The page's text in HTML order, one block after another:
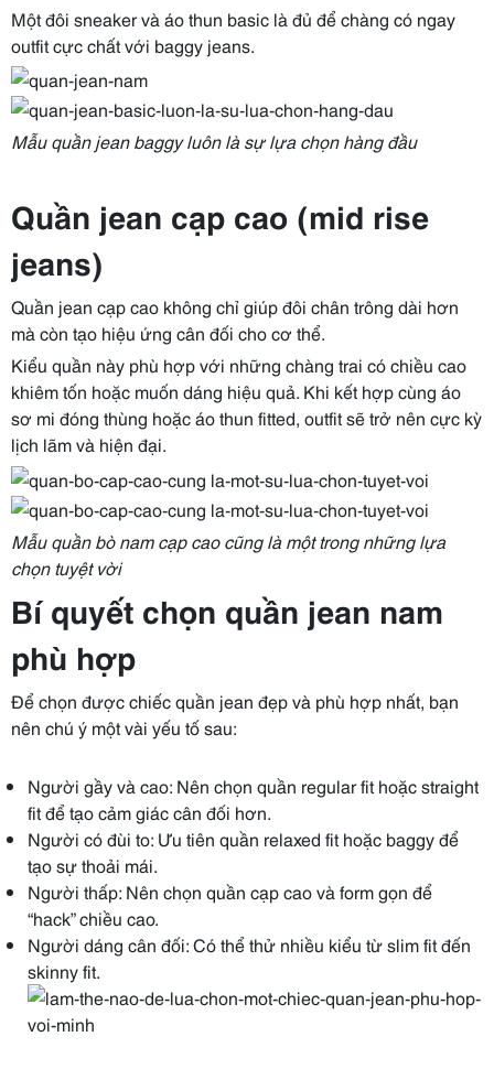
Một đôi sneaker và áo thun basic là đủ để chàng có ngay
outfit cực chất với baggy jeans.
Mẫu quần jean baggy luôn là sự lựa chọn hàng đầu
Quần jean cạp cao (mid rise
jeans)
Quần jean cạp cao không chỉ giúp đôi chân trông dài hơn
mà còn tạo hiệu ứng cân đối cho cơ thể.
Kiểu quần này phù hợp với những chàng trai có chiều cao
khiêm tốn hoặc muốn dáng hiệu quả. Khi kết hợp cùng áo
sơ mi đóng thùng hoặc áo thun fitted, outfit sẽ trở nên cực kỳ
lịch lãm và hiện đại.
Mẫu quần bò nam cạp cao cũng là một trong những lựa
chọn tuyệt vời
Bí quyết chọn quần jean nam
phù hợp
Để chọn được chiếc quần jean đẹp và phù hợp nhất, bạn
nên chú ý một vài yếu tố sau:
Người gầy và cao: Nên chọn quần regular fit hoặc straight
fit để tạo cảm giác cân đối hơn.
Người có đùi to: Ưu tiên quần relaxed fit hoặc baggy để
tạo sự thoải mái.
Người thấp: Nên chọn quần cạp cao và form gọn để
“hack” chiều cao.
Người dáng cân đối: Có thể thử nhiều kiểu từ slim fit đến
skinny fit.